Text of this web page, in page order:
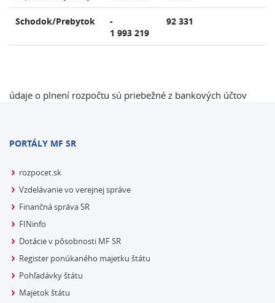
Schodok/Prebytok
-
1 993 219
92 331
údaje o plnení rozpočtu sú priebežné z bankových účtov
PORTÁLY MF SR
rozpocet.sk
Vzdelávanie vo verejnej správe
Finančná správa SR
FINinfo
Dotácie v pôsobnosti MF SR
Register ponúkaného majetku štátu
Pohľadávky štátu
Majetok štátu